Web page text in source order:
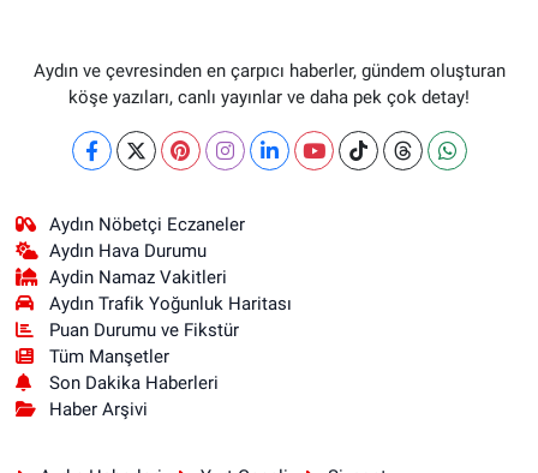
Aydın ve çevresinden en çarpıcı haberler, gündem oluşturan
köşe yazıları, canlı yayınlar ve daha pek çok detay!
Aydın Nöbetçi Eczaneler
Aydın Hava Durumu
Aydin Namaz Vakitleri
Aydın Trafik Yoğunluk Haritası
Puan Durumu ve Fikstür
Tüm Manşetler
Son Dakika Haberleri
Haber Arşivi